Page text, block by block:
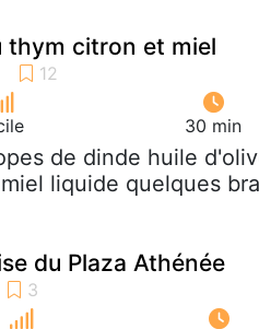
thym citron et miel
30 min
de dinde huile
liquide quelques
du Plaza Athénée